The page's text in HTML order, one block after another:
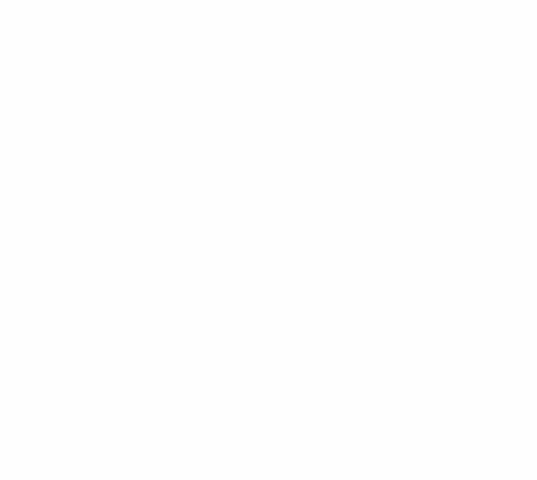
da una bellissima boiserie in noce e
da un ampio terrazzo con scala doppia,
anche in inverno, perché in questa stagione è
ramificazioni che, al crepuscolo,
l’esperienza in una bella dimora
Parravicini vicino al nr. 7 a Erba (CO)